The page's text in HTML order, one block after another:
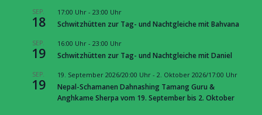
SEP.
18
17:00 Uhr- 23:00 Uhr
Schwitzhütten zur Tag- und Nachtgleiche mit Bahvana
SEP.
19
16:00 Uhr- 23:00 Uhr
Schwitzhütten zur Tag- und Nachtgleiche mit Daniel
SEP.
19
19. September 2026/20:00 Uhr- 2. Oktober 2026/17:00 Uhr
Nepal-Schamanen Dahnashing Tamang Guru &
Anghkame Sherpa vom 19. September bis 2. Oktober